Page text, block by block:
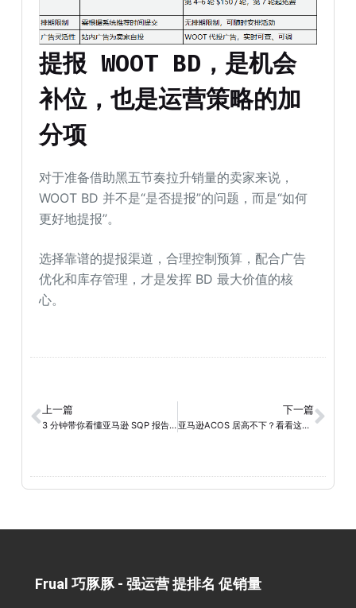
提报 WOOT BD，是机会
补位，也是运营策略的加
分项
对于准备借助黑五节奏拉升销量的卖家来说，
WOOT BD 并不是“是否提报”的问题，而是“如何
更好地提报”。
选择靠谱的提报渠道，合理控制预算，配合广告
优化和库存管理，才是发挥 BD 最大价值的核
心。
上一篇
3 分钟带你看懂亚马逊 SQP 报告，快速找出高转化关键词！
下一篇
亚马逊ACOS 居高不下？看看这个被忽视的PPC定向策略，如何锁定对手！
Frual 巧豚豚 - 强运营 提排名 促销量​